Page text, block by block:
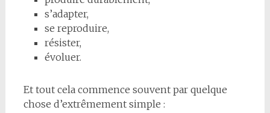
s’adapter,
se reproduire,
résister,
évoluer.
Et tout cela commence souvent par quelque
chose d’extrêmement simple :